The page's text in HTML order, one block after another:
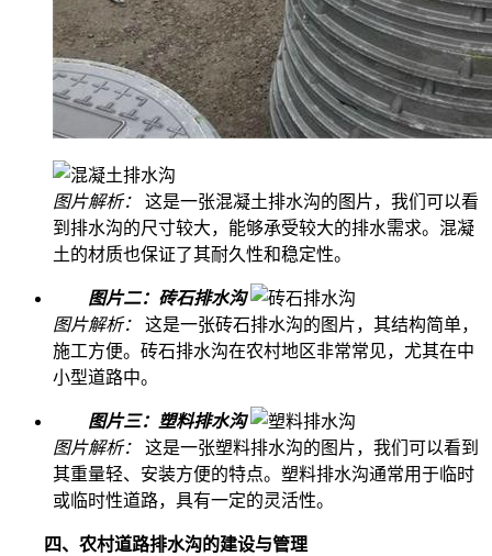
图片解析：
这是一张混凝土排水沟的图片，我们可以看
到排水沟的尺寸较大，能够承受较大的排水需求。混凝
土的材质也保证了其耐久性和稳定性。
图片二：砖石排水沟
图片解析：
这是一张砖石排水沟的图片，其结构简单，
施工方便。砖石排水沟在农村地区非常常见，尤其在中
小型道路中。
图片三：塑料排水沟
图片解析：
这是一张塑料排水沟的图片，我们可以看到
其重量轻、安装方便的特点。塑料排水沟通常用于临时
或临时性道路，具有一定的灵活性。
四、农村道路排水沟的建设与管理